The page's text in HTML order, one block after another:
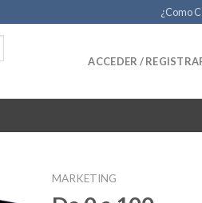
¿Como
ACCEDER /
MARKETING